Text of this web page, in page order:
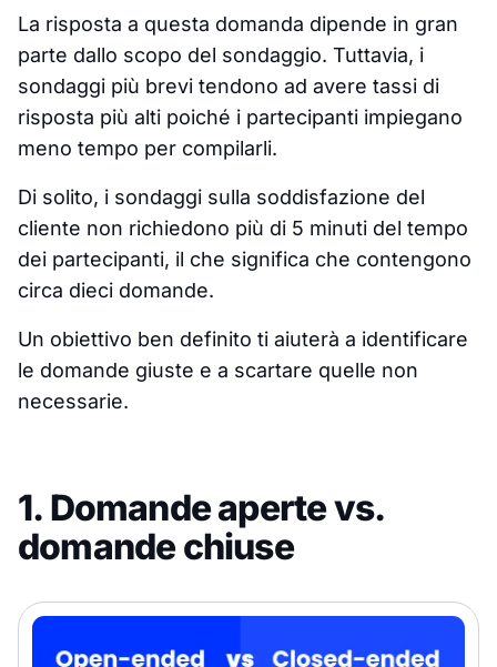
La risposta a questa domanda dipende in gran
parte dallo scopo del sondaggio. Tuttavia, i
sondaggi più brevi tendono ad avere tassi di
risposta più alti poiché i partecipanti impiegano
meno tempo per compilarli.
Di solito, i sondaggi sulla soddisfazione del
cliente non richiedono più di 5 minuti del tempo
dei partecipanti, il che significa che contengono
circa dieci domande.
Un obiettivo ben definito ti aiuterà a identificare
le domande giuste e a scartare quelle non
necessarie.
1. Domande aperte vs.
domande chiuse